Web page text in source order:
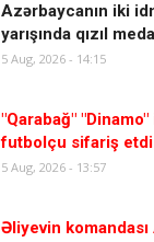
Azərbaycanın iki
yarışında qızıl
5 Aug, 2026 - 14:15
"Qarabağ"
futbolçu sifariş etdi
5 Aug, 2026 - 13:57
Əliyevin